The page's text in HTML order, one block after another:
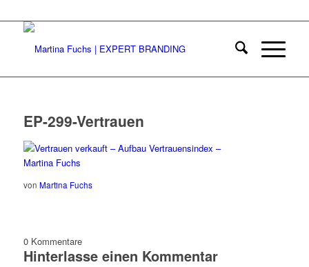
EP-299-Vertrauen
von Martina Fuchs
0 Kommentare
Hinterlasse einen Kommentar